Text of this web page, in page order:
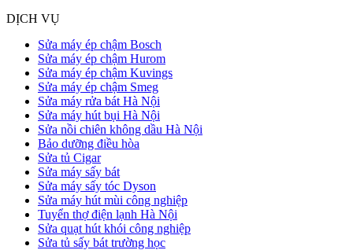
DỊCH VỤ
Sửa máy ép chậm Bosch
Sửa máy ép chậm Hurom
Sửa máy ép chậm Kuvings
Sửa máy ép chậm Smeg
Sửa máy rửa bát Hà Nội
Sửa máy hút bụi Hà Nội
Sửa nồi chiên không dầu Hà Nội
Bảo dưỡng điều hòa
Sửa tủ Cigar
Sửa máy sấy bát
Sửa máy sấy tóc Dyson
Sửa máy hút mùi công nghiệp
Tuyển thợ điện lạnh Hà Nội
Sửa quạt hút khói công nghiệp
Sửa tủ sấy bát trường học